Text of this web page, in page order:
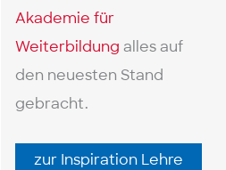
Akademie für
Weiterbildung alles auf
den neuesten Stand
gebracht.
zur Inspiration Lehre